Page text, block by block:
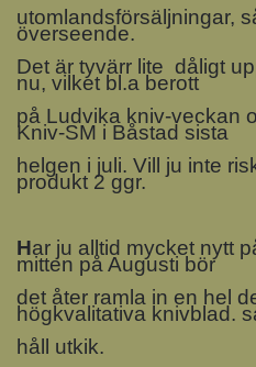
utomlandsförsäljningar,
överseende.
Det är tyvärr lite dåligt
nu, vilket bl.a berott
på Ludvika kniv-veckan
Kniv-SM i Båstad sista
helgen i juli. Vill ju inte
produkt 2 ggr.
Har ju alltid mycket nytt
mitten på Augusti bör
det åter ramla in en hel
högkvalitativa knivblad.
håll utkik.